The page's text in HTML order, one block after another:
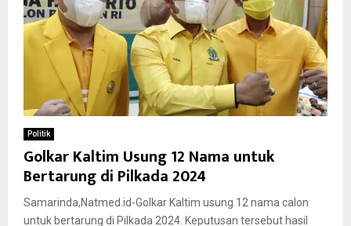
Politik
Golkar Kaltim Usung 12 Nama untuk
Bertarung di Pilkada 2024
Samarinda,Natmed.id-Golkar Kaltim usung 12 nama calon
untuk bertarung di Pilkada 2024. Keputusan tersebut hasil